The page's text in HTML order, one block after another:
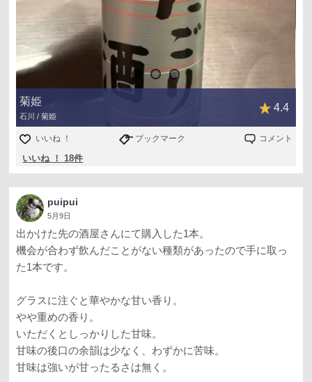
菊姫
石川 / 菊姫
4.4
いいね ！ ブックマーク コメント
いいね ！ 18件
puipui
5月9日
出かけた先の酒屋さんにて購入した1本。
機会が合わず飲んだことがない種類があったので手に取っ
た1本です。
グラスに注ぐと華やかな甘い香り。
やや重めの香り。
いただくとしっかりした甘味。
甘味の後口の余韻は少なく、わずかに苦味。
甘味は強いが甘ったるさは無く。